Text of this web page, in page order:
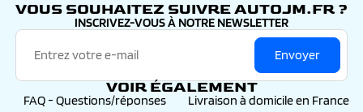
VOUS SOUHAITEZ SUIVRE AUTOJM.FR ?
INSCRIVEZ-VOUS À NOTRE NEWSLETTER
Envoyer
VOIR ÉGALEMENT
FAQ - Questions/réponses
Livraison à domicile en France